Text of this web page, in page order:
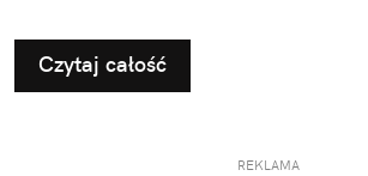
Czytaj całość
REKLAMA